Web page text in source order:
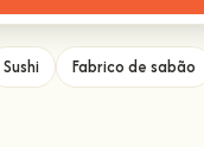
Sushi Fabrico de sabão